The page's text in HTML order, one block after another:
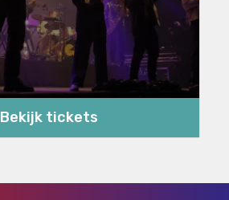
Bekijk tickets